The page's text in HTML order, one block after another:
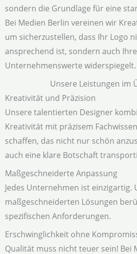
sondern die Grundlage für eine
Bei Medien Berlin vereinen wir
um sicherzustellen, dass Ihr Logo
ansprechend ist, sondern auch Ihre
Unternehmenswerte widerspiegelt.
Unsere Leistungen im
Kreativität und Präzision
Unsere talentierten Designer
Kreativität mit präzisem
schaffen, das nicht nur schön
auch eine klare Botschaft
Maßgeschneiderte Anpassung
Jedes Unternehmen ist einzigartig.
maßgeschneiderten Lösungen
spezifischen Anforderungen.
Erschwinglichkeit ohne
Qualität muss nicht teuer sein! Bei